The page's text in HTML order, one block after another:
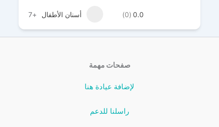
0.0
(0) أسنان الأطفال +7
صفحات مهمة
لإضافة عيادة هنا
راسلنا للدعم